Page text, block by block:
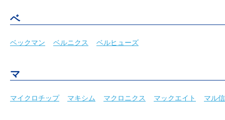
ベ
ベックマン ベルニクス ベルヒューズ
マ
マイクロチップ マキシム マクロニクス マックエイト マル信